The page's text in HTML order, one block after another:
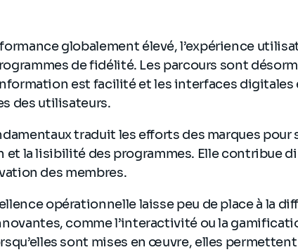
globalement élevé, l’expérience
de fidélité. Les parcours sont
est facilité et les interfaces
des utilisateurs.
traduit les efforts des marques pour
et la lisibilité des programmes. Elle contribue
des membres.
opérationnelle laisse peu de place à la
comme l’interactivité ou la
sont mises en œuvre, elles